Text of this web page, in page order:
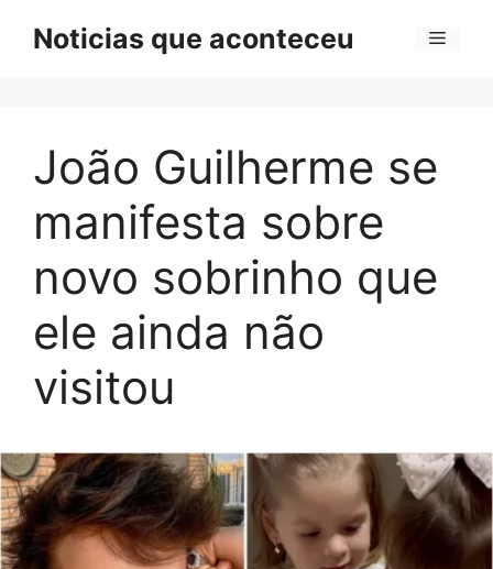
Noticias que aconteceu Menu
João Guilherme se
manifesta sobre
novo sobrinho que
ele ainda não
visitou